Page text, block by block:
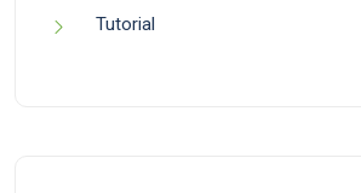
Tutorial